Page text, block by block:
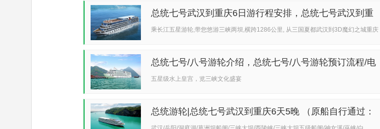
总统七号武汉到重庆6日游行程安排，总统七号武汉到重
庆多...
乘长江五星游轮,带您悠游三峡两坝,横跨1286公里, 从三国夏都武汉到3D魔幻之城重庆
总统七号/八号游轮介绍，总统七号/八号游轮预订流程/电
话...五星级水上皇宫，览三峡文化盛宴
总统游轮|总统七号武汉到重庆6天5晚 （原船自行通过：